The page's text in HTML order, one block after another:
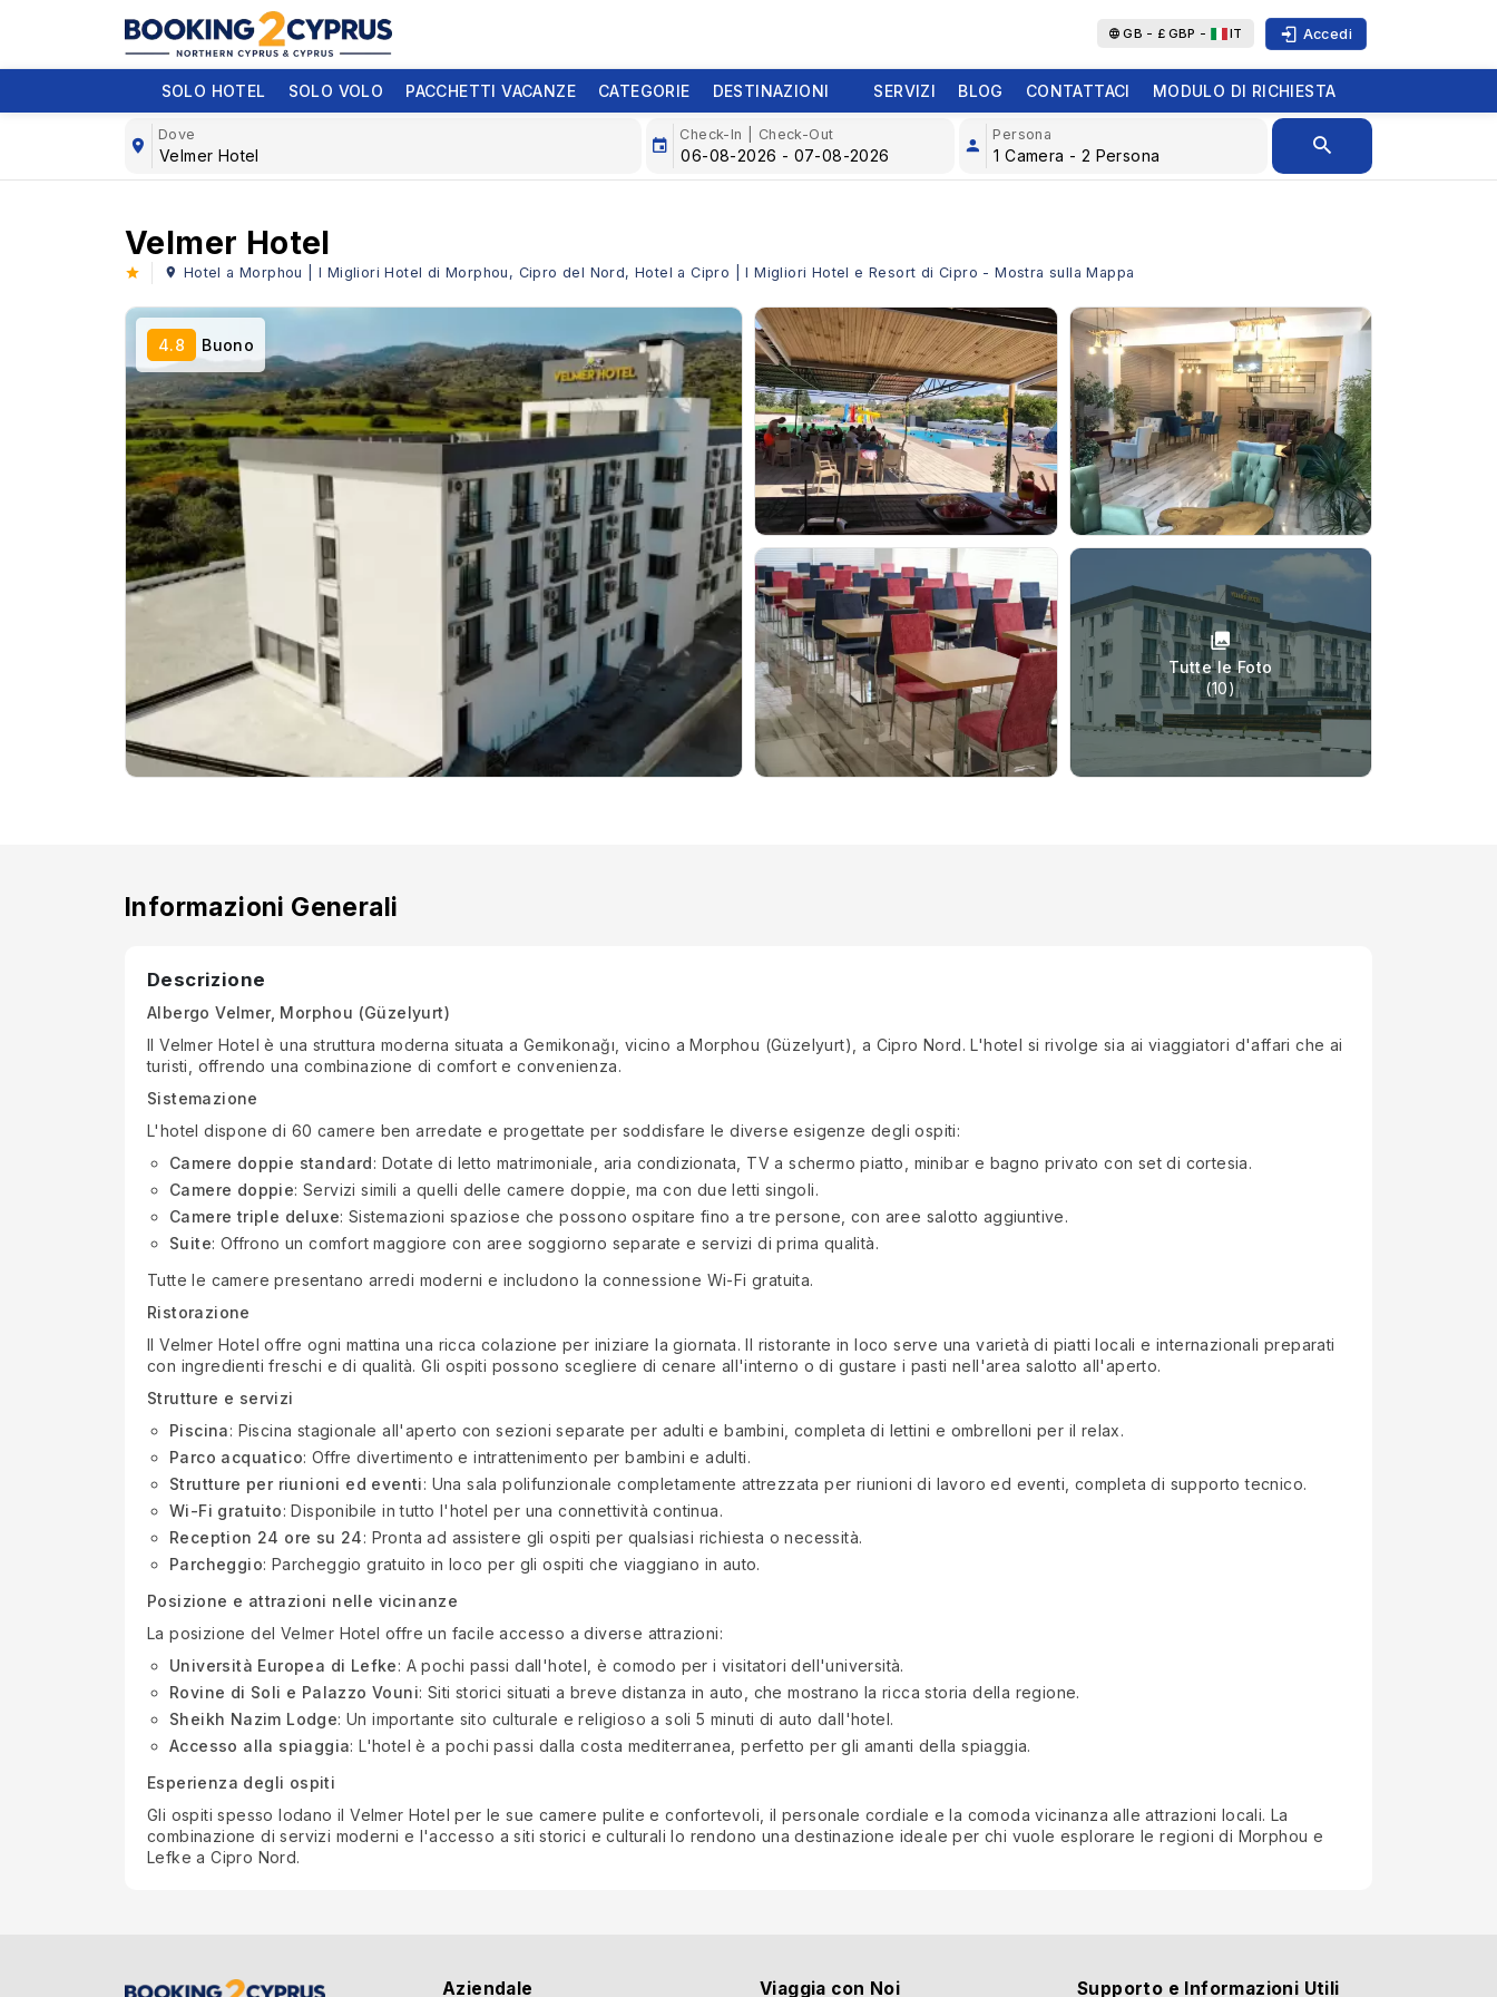
GB - £ GBP - IT Accedi
SOLO HOTEL SOLO VOLO PACCHETTI VACANZE CATEGORIE DESTINAZIONI SERVIZI BLOG CONTATTACI MODULO DI RICHIESTA
Dove Check-In | Check-Out Persona
Velmer Hotel
Hotel a Morphou | I Migliori Hotel di Morphou, Cipro del Nord, Hotel a Cipro | I Migliori Hotel e Resort di Cipro - Mostra sulla Mappa
4.8 Buono
Tutte le Foto
(10)
Informazioni Generali
Descrizione
Albergo Velmer, Morphou (Güzelyurt)
Il Velmer Hotel è una struttura moderna situata a Gemikonağı, vicino a Morphou (Güzelyurt), a Cipro Nord. L'hotel si rivolge sia ai viaggiatori d'affari che ai
turisti, offrendo una combinazione di comfort e convenienza.
Sistemazione
L'hotel dispone di 60 camere ben arredate e progettate per soddisfare le diverse esigenze degli ospiti:
Camere doppie standard: Dotate di letto matrimoniale, aria condizionata, TV a schermo piatto, minibar e bagno privato con set di cortesia.
Camere doppie: Servizi simili a quelli delle camere doppie, ma con due letti singoli.
Camere triple deluxe: Sistemazioni spaziose che possono ospitare fino a tre persone, con aree salotto aggiuntive.
Suite: Offrono un comfort maggiore con aree soggiorno separate e servizi di prima qualità.
Tutte le camere presentano arredi moderni e includono la connessione Wi-Fi gratuita.
Ristorazione
Il Velmer Hotel offre ogni mattina una ricca colazione per iniziare la giornata. Il ristorante in loco serve una varietà di piatti locali e internazionali preparati
con ingredienti freschi e di qualità. Gli ospiti possono scegliere di cenare all'interno o di gustare i pasti nell'area salotto all'aperto.
Strutture e servizi
Piscina: Piscina stagionale all'aperto con sezioni separate per adulti e bambini, completa di lettini e ombrelloni per il relax.
Parco acquatico: Offre divertimento e intrattenimento per bambini e adulti.
Strutture per riunioni ed eventi: Una sala polifunzionale completamente attrezzata per riunioni di lavoro ed eventi, completa di supporto tecnico.
Wi-Fi gratuito: Disponibile in tutto l'hotel per una connettività continua.
Reception 24 ore su 24: Pronta ad assistere gli ospiti per qualsiasi richiesta o necessità.
Parcheggio: Parcheggio gratuito in loco per gli ospiti che viaggiano in auto.
Posizione e attrazioni nelle vicinanze
La posizione del Velmer Hotel offre un facile accesso a diverse attrazioni:
Università Europea di Lefke: A pochi passi dall'hotel, è comodo per i visitatori dell'università.
Rovine di Soli e Palazzo Vouni: Siti storici situati a breve distanza in auto, che mostrano la ricca storia della regione.
Sheikh Nazim Lodge: Un importante sito culturale e religioso a soli 5 minuti di auto dall'hotel.
Accesso alla spiaggia: L'hotel è a pochi passi dalla costa mediterranea, perfetto per gli amanti della spiaggia.
Esperienza degli ospiti
Gli ospiti spesso lodano il Velmer Hotel per le sue camere pulite e confortevoli, il personale cordiale e la comoda vicinanza alle attrazioni locali. La
combinazione di servizi moderni e l'accesso a siti storici e culturali lo rendono una destinazione ideale per chi vuole esplorare le regioni di Morphou e
Lefke a Cipro Nord.
Aziendale Viaggia con Noi Supporto e Informazioni Utili